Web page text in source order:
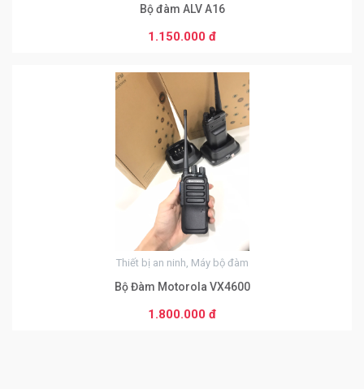
Bộ đàm ALV A16
1.150.000 đ
Thiết bị an ninh, Máy bộ đàm
Bộ Đàm Motorola VX4600
1.800.000 đ
0